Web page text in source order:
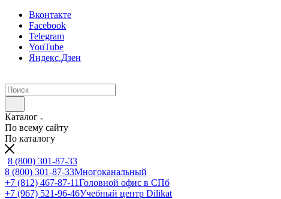
Вконтакте
Facebook
Telegram
YouTube
Яндекс.Дзен
Каталог
По всему сайту
По каталогу
8 (800) 301-87-33
8 (800) 301-87-33Многоканальный
+7 (812) 467-87-11Головной офис в СПб
+7 (967) 521-96-46Учебный центр Dilikat